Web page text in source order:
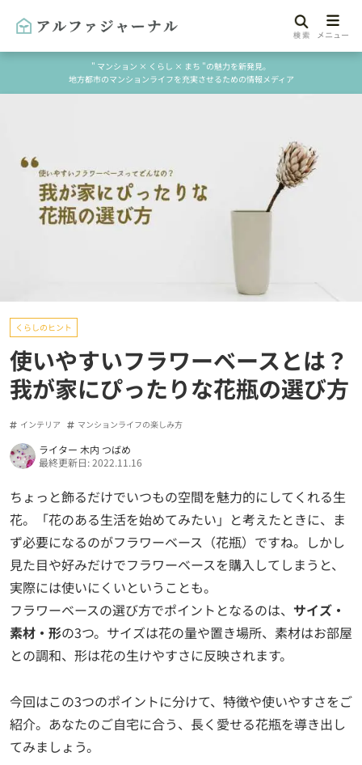
" マンション × くらし × まち "の魅力を新発見。
地方都市のマンションライフを充実させるための情報メディア
くらしのヒント
使いやすいフラワーベースとは？
我が家にぴったりな花瓶の選び方
インテリア マンションライフの楽しみ方
ライター 木内 つばめ
最終更新日: 2022.11.16
ちょっと飾るだけでいつもの空間を魅力的にしてくれる生
花。「花のある生活を始めてみたい」と考えたときに、ま
ず必要になるのがフラワーベース（花瓶）ですね。しかし
見た目や好みだけでフラワーベースを購入してしまうと、
実際には使いにくいということも。
フラワーベースの選び方でポイントとなるのは、 サイズ・
素材・形の3つ。サイズは花の量や置き場所、素材はお部屋
との調和、形は花の生けやすさに反映されます。
今回はこの3つのポイントに分けて、特徴や使いやすさをご
紹介。あなたのご自宅に合う、長く愛せる花瓶を導き出し
てみましょう。